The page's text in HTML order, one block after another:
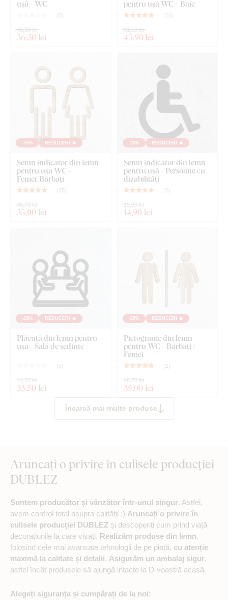
ușă - WC
( 0)
36,30 lei
48,50 lei
pentru ușă WC + Baie
( 16 )
45,90 lei
61,10 lei
-25% REDUCERI 🔥
Semn indicator din lemn
pentru ușa WC -
Femei/Bărbați
( 25)
35,00 lei
46,70 lei
-25% REDUCERI 🔥
Semn indicator din lemn
pentru ușă - Persoane cu
dizabilități
( 2)
14,90 lei
19,90 lei
-25% REDUCERI 🔥
Plăcuță din lemn pentru
ușă - Sală de ședințe
( 0)
33,50 lei
44,70 lei
-25% REDUCERI 🔥
Pictograme din lemn
pentru WC - Bărbați /
Femei
( 2)
35,00 lei
46,70 lei
Încarcă mai multe produse
Aruncați o privire în culisele producției
DUBLEZ
Suntem producător și vânzător într-unul singur. Astfel,
avem control total asupra calității :) Aruncați o privire în
culisele producției DUBLEZ și descoperiți cum prind viață
decorațiunile la care visați. Realizăm produse din lemn,
folosind cele mai avansate tehnologii de pe piață, cu atenție
maximă la calitate și detalii. Asigurăm un ambalaj sigur,
astfel încât produsele să ajungă intacte la D-voastră acasă.
Alegeți siguranța și cumpărați de la noi: